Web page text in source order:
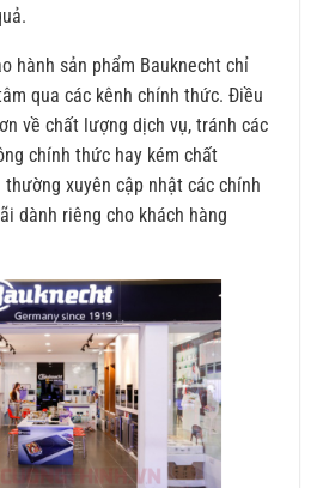
hành sản phẩm Bauknecht chỉ
qua các kênh chính thức. Điều
về chất lượng dịch vụ, tránh các
chính thức hay kém chất
xuyên cập nhật các chính
dành riêng cho khách hàng